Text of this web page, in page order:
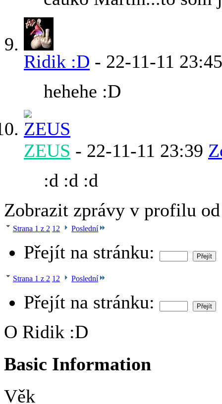
Ridik :D - 22-11-11 23:45
hehehe :D
ZEUS - 22-11-11 23:39
:d :d :d
Zobrazit zprávy v profilu
Strana 1 z 2 1 2 Poslední
Přejít na stránku:
Strana 1 z 2 1 2 Poslední
Přejít na stránku:
O Ridik :D
Basic Information
Věk